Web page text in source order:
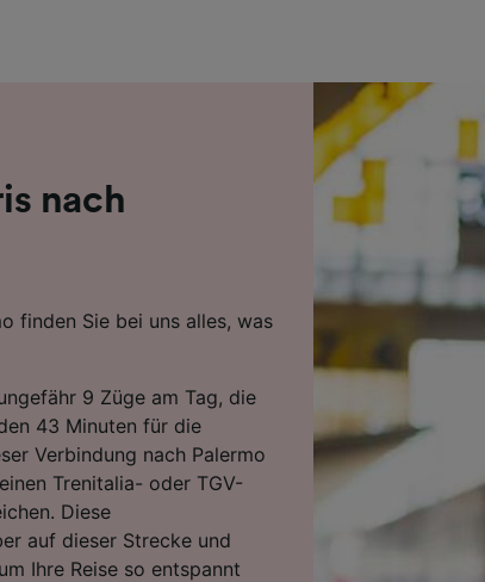
nach
finden Sie bei uns alles, was
9 Züge am Tag, die
43 Minuten für die
Verbindung nach Palermo
Trenitalia- oder TGV-
Diese
auf dieser Strecke und
Ihre Reise so entspannt